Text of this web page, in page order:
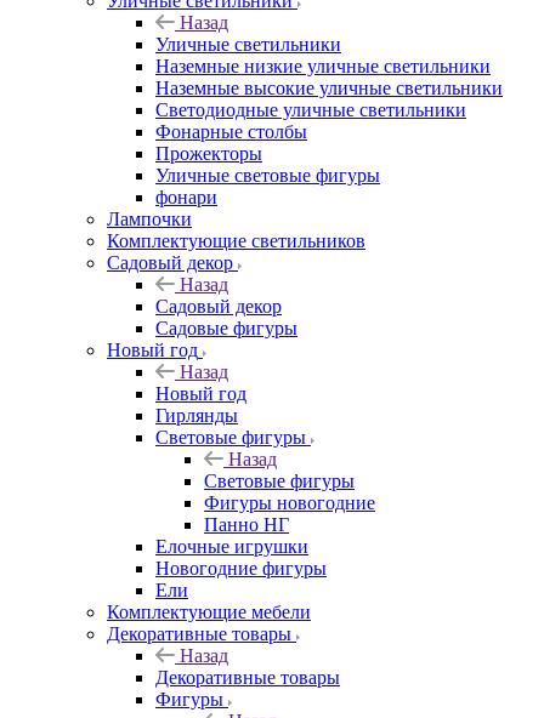
Назад
Уличные светильники
Наземные низкие уличные светильники
Наземные высокие уличные светильники
Светодиодные уличные светильники
Фонарные столбы
Прожекторы
Уличные световые фигуры
фонари
Лампочки
Комплектующие светильников
Садовый декор
Назад
Садовый декор
Садовые фигуры
Новый год
Назад
Новый год
Гирлянды
Световые фигуры
Назад
Световые фигуры
Фигуры новогодние
Панно НГ
Елочные игрушки
Новогодние фигуры
Ели
Комплектующие мебели
Декоративные товары
Назад
Декоративные товары
Фигуры